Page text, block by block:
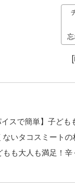
イスで簡単】子ど
ないタコスミート
もも大人も満足！